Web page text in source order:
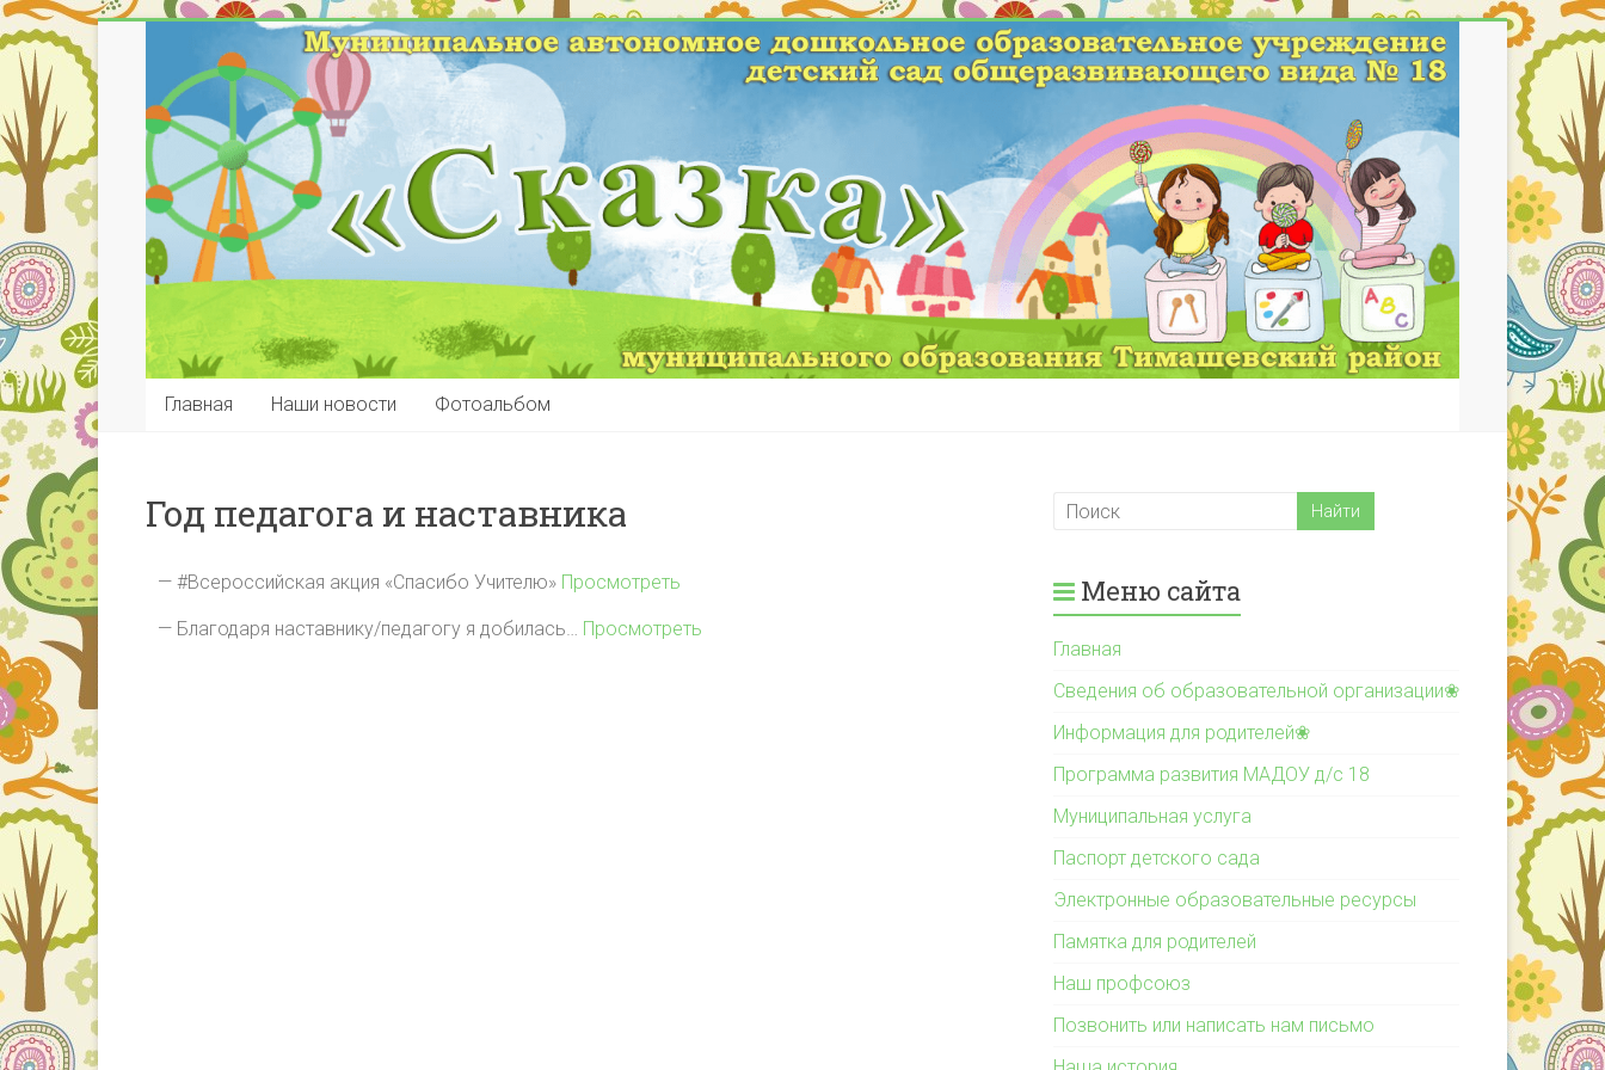
Главная Наши новости Фотоальбом
Год педагога и наставника
— #Всероссийская акция «Спасибо Учителю» Просмотреть
— Благодаря наставнику/педагогу я добилась… Просмотреть
Меню сайта
Главная
Сведения об образовательной организации❀
Информация для родителей❀
Программа развития МАДОУ д/с 18
Муниципальная услуга
Паспорт детского сада
Электронные образовательные ресурсы
Памятка для родителей
Наш профсоюз
Позвонить или написать нам письмо